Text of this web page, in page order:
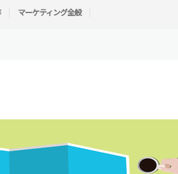
マーケティング全般